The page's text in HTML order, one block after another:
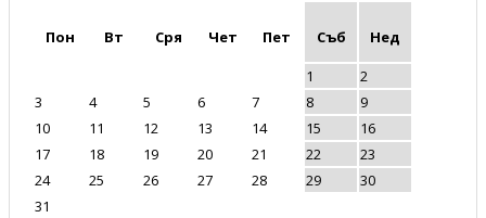
Пон Вт Сря Чет Пет Съб
Нед
1
2
3
4 5 6 7 8
9
10
11 12 13 14 15
16
17
18 19 20 21 22
23
24
25 26 27 28 29
30
31